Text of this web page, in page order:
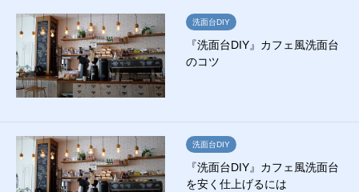
洗面台DIY
『洗面台DIY』カフェ風洗面台
のコツ
洗面台DIY
『洗面台DIY』カフェ風洗面台
を安く仕上げるには